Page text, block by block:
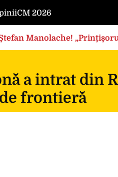
CM 2026
Manolache!
a intrat din
frontieră